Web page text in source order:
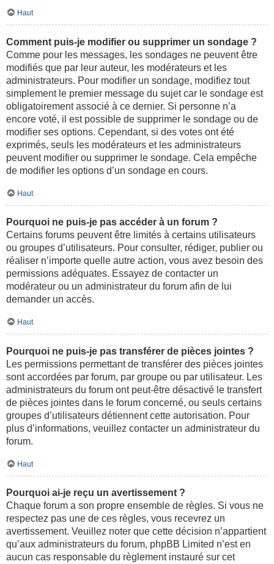
Haut
Comment puis-je modifier ou supprimer un sondage ?
Comme pour les messages, les sondages ne peuvent être
modifiés que par leur auteur, les modérateurs et les
administrateurs. Pour modifier un sondage, modifiez tout
simplement le premier message du sujet car le sondage est
obligatoirement associé à ce dernier. Si personne n’a
encore voté, il est possible de supprimer le sondage ou de
modifier ses options. Cependant, si des votes ont été
exprimés, seuls les modérateurs et les administrateurs
peuvent modifier ou supprimer le sondage. Cela empêche
de modifier les options d’un sondage en cours.
Haut
Pourquoi ne puis-je pas accéder à un forum ?
Certains forums peuvent être limités à certains utilisateurs
ou groupes d’utilisateurs. Pour consulter, rédiger, publier ou
réaliser n’importe quelle autre action, vous avez besoin des
permissions adéquates. Essayez de contacter un
modérateur ou un administrateur du forum afin de lui
demander un accès.
Haut
Pourquoi ne puis-je pas transférer de pièces jointes ?
Les permissions permettant de transférer des pièces jointes
sont accordées par forum, par groupe ou par utilisateur. Les
administrateurs du forum ont peut-être désactivé le transfert
de pièces jointes dans le forum concerné, ou seuls certains
groupes d’utilisateurs détiennent cette autorisation. Pour
plus d’informations, veuillez contacter un administrateur du
forum.
Haut
Pourquoi ai-je reçu un avertissement ?
Chaque forum a son propre ensemble de règles. Si vous ne
respectez pas une de ces règles, vous recevrez un
avertissement. Veuillez noter que cette décision n’appartient
qu’aux administrateurs du forum, phpBB Limited n’est en
aucun cas responsable du règlement instauré sur cet